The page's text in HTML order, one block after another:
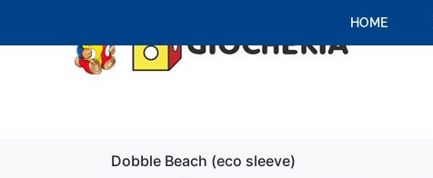
HOME
Dobble Beach (eco sleeve)